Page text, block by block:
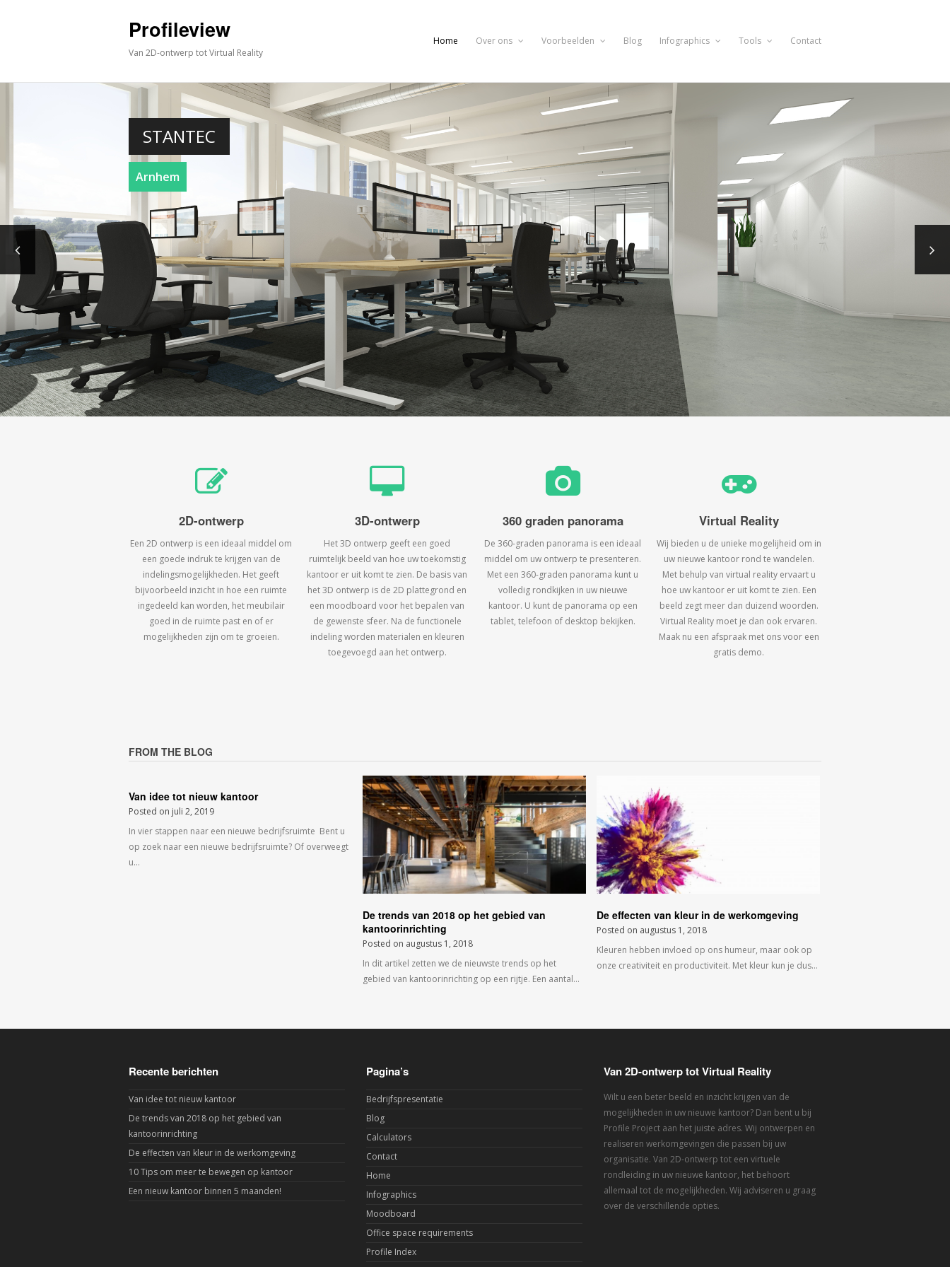
Profileview
Van 2D-ontwerp tot Virtual Reality
Home Over ons Voorbeelden Blog Infographics Tools Contact
STANTEC
Arnhem
2D-ontwerp
Een 2D ontwerp is een ideaal middel om
een goede indruk te krijgen van de
indelingsmogelijkheden. Het geeft
bijvoorbeeld inzicht in hoe een ruimte
ingedeeld kan worden, het meubilair
goed in de ruimte past en of er
mogelijkheden zijn om te groeien.
3D-ontwerp
Het 3D ontwerp geeft een goed
ruimtelijk beeld van hoe uw toekomstig
kantoor er uit komt te zien. De basis van
het 3D ontwerp is de 2D plattegrond en
een moodboard voor het bepalen van
de gewenste sfeer. Na de functionele
indeling worden materialen en kleuren
toegevoegd aan het ontwerp.
360 graden panorama
De 360-graden panorama is een ideaal
middel om uw ontwerp te presenteren.
Met een 360-graden panorama kunt u
volledig rondkijken in uw nieuwe
kantoor. U kunt de panorama op een
tablet, telefoon of desktop bekijken.
Virtual Reality
Wij bieden u de unieke mogelijheid om in
uw nieuwe kantoor rond te wandelen.
Met behulp van virtual reality ervaart u
hoe uw kantoor er uit komt te zien. Een
beeld zegt meer dan duizend woorden.
Virtual Reality moet je dan ook ervaren.
Maak nu een afspraak met ons voor een
gratis demo.
FROM THE BLOG
Van idee tot nieuw kantoor
Posted on juli 2, 2019
In vier stappen naar een nieuwe bedrijfsruimte Bent u
op zoek naar een nieuwe bedrijfsruimte? Of overweegt
u…
De trends van 2018 op het gebied van
kantoorinrichting
Posted on augustus 1, 2018
In dit artikel zetten we de nieuwste trends op het
gebied van kantoorinrichting op een rijtje. Een aantal…
De effecten van kleur in de werkomgeving
Posted on augustus 1, 2018
Kleuren hebben invloed op ons humeur, maar ook op
onze creativiteit en productiviteit. Met kleur kun je dus…
Recente berichten
Van idee tot nieuw kantoor
De trends van 2018 op het gebied van
kantoorinrichting
De effecten van kleur in de werkomgeving
10 Tips om meer te bewegen op kantoor
Een nieuw kantoor binnen 5 maanden!
Pagina’s
Bedrijfspresentatie
Blog
Calculators
Contact
Home
Infographics
Moodboard
Office space requirements
Profile Index
Van 2D-ontwerp tot Virtual Reality
Wilt u een beter beeld en inzicht krijgen van de
mogelijkheden in uw nieuwe kantoor? Dan bent u bij
Profile Project aan het juiste adres. Wij ontwerpen en
realiseren werkomgevingen die passen bij uw
organisatie. Van 2D-ontwerp tot een virtuele
rondleiding in uw nieuwe kantoor, het behoort
allemaal tot de mogelijkheden. Wij adviseren u graag
over de verschillende opties.